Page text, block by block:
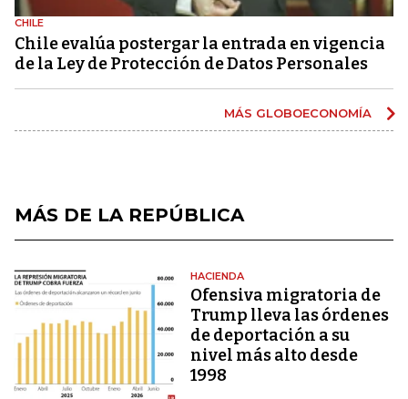
CHILE
Chile evalúa postergar la entrada en vigencia
de la Ley de Protección de Datos Personales
MÁS GLOBOECONOMÍA
MÁS DE LA REPÚBLICA
HACIENDA
Ofensiva migratoria de
Trump lleva las órdenes
de deportación a su
nivel más alto desde
1998